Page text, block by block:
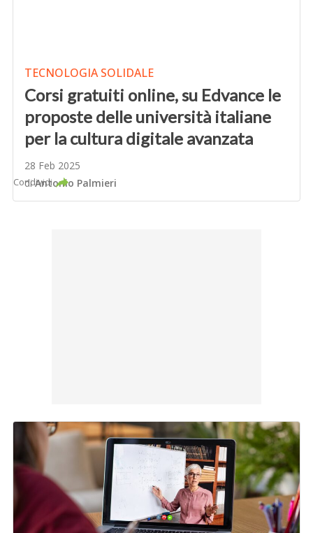
TECNOLOGIA SOLIDALE
Corsi gratuiti online, su Edvance le
proposte delle università italiane
per la cultura digitale avanzata
28 Feb 2025
diAntonio Palmieri
Condividi